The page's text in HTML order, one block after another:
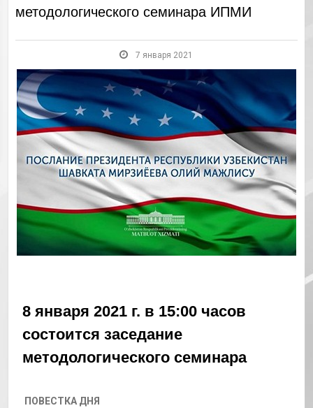
методологического семинара ИПМИ
7 января 2021
8 января 2021 г. в 15:00 часов
состоится заседание
методологического семинара
ПОВЕСТКА ДНЯ